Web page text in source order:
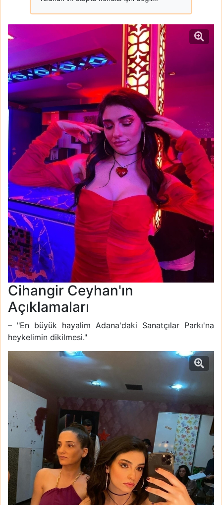
Cihangir Ceyhan'ın
Açıklamaları
– "En büyük hayalim Adana'daki Sanatçılar Parkı'na
heykelimin dikilmesi."